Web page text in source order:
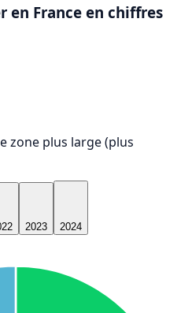
en France en chiffres
zone plus large (plus
2023 2024